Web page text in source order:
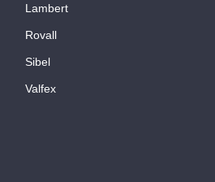
Lambert
Rovall
Sibel
Valfex